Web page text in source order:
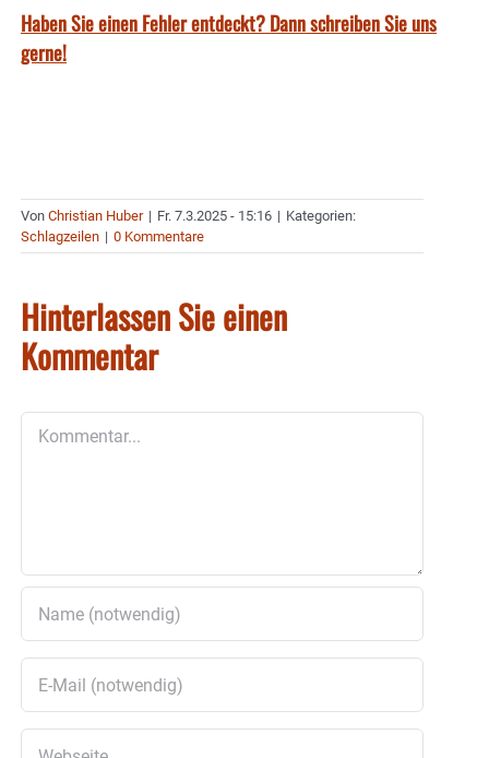
Haben Sie einen Fehler entdeckt? Dann schreiben Sie uns
gerne!
Von Christian Huber | Fr. 7.3.2025 - 15:16 | Kategorien:
Schlagzeilen | 0 Kommentare
Hinterlassen Sie einen
Kommentar